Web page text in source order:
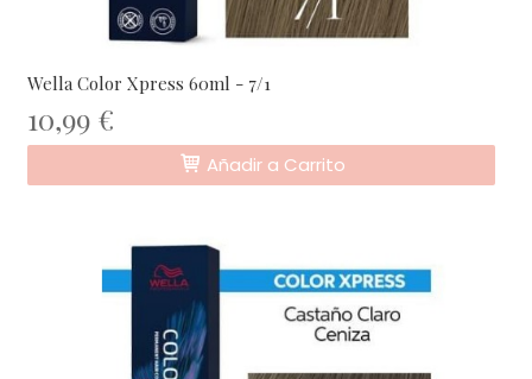
Wella Color Xpress 60ml - 7/1
10,99 €
Añadir a Carrito